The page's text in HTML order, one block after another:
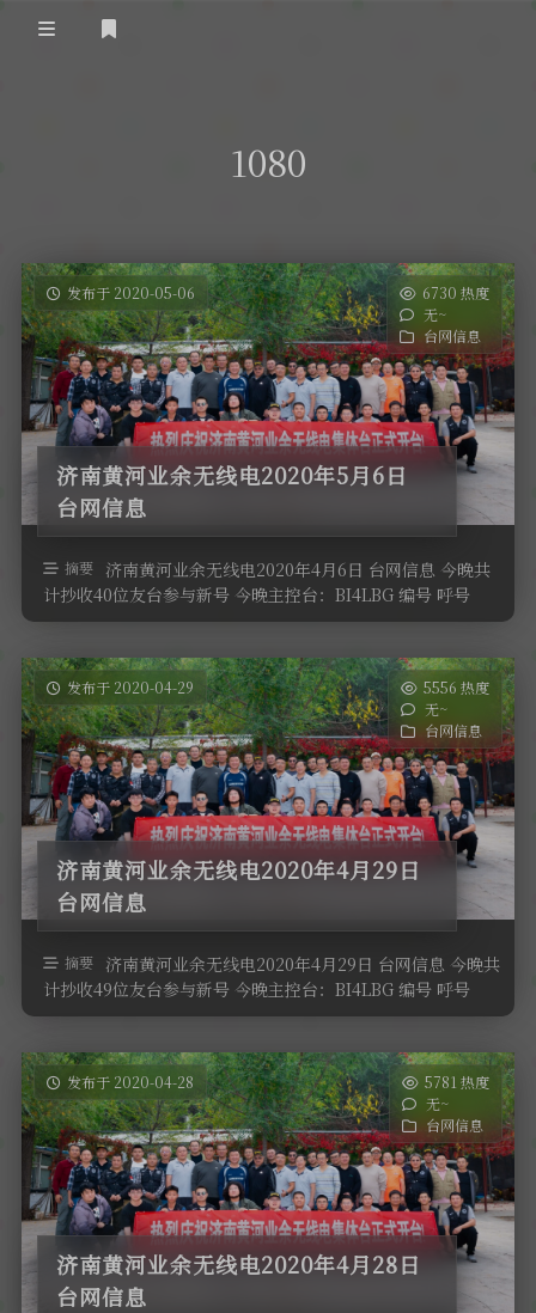
关于黄河
黄河使命
黄河新闻
政策法规
活动竞赛
行业新闻
无线电资料
BA4II
图文教程
视频资料
HAM技巧
软件
器材专区
车载类别
摩托车
编号申请
黄河直播
编号查询
1080
发布于 2020-05-06
6730 热度
无~
台网信息
济南黄河业余无线电2020年5月6日
台网信息
摘要 济南黄河业余无线电2020年4月6日 台网信息 今晚共
计抄收40位友台参与新号 今晚主控台：BI4LBG 编号 呼号
QTH高度 …
发布于 2020-04-29
5556 热度
无~
台网信息
济南黄河业余无线电2020年4月29日
台网信息
摘要 济南黄河业余无线电2020年4月29日 台网信息 今晚共
计抄收49位友台参与新号 今晚主控台：BI4LBG 编号 呼号
QTH高度 …
发布于 2020-04-28
5781 热度
无~
台网信息
济南黄河业余无线电2020年4月28日
台网信息